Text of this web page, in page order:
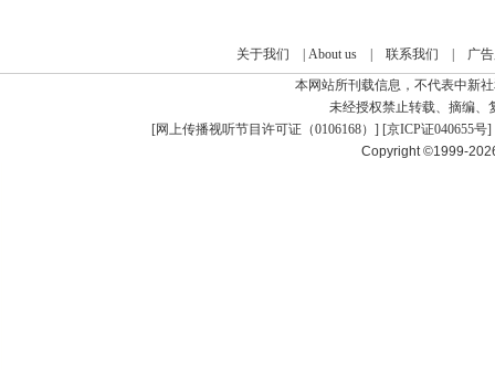
关于我们 About us| 联系我们
广
本网站所刊载信息，不代表中新
未经授权禁止转载、摘编、
[网上传播视听节目许可证（0106168） ] [京ICP证040655号]
Copyright ©1999-